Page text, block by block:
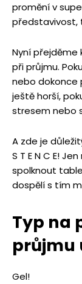
promění v
představivost,
Nyní
při průjmu.
nebo dokonce
ještě horší,
stresem nebo
A zde je
S T E N C E!
spolknout
dospělí s tím
Typ na
průjmu
Gel!